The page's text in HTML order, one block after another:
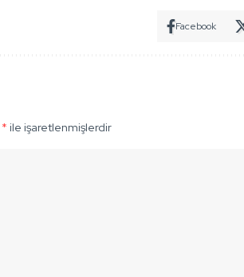
Facebook
* ile işaretlenmişlerdir